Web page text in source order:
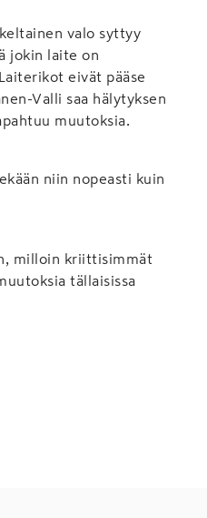
valo syttyy
jokin laite on
eivät pääse
Valli saa hälytyksen
muutoksia.
niin nopeasti kuin
milloin kriittisimmät
tällaisissa